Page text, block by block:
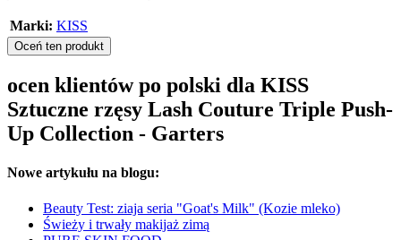
Marki: KISS
Oceń ten produkt
ocen klientów po polski dla KISS
Sztuczne rzęsy Lash Couture Triple Push-
Up Collection - Garters
Nowe artykułu na blogu:
Beauty Test: ziaja seria "Goat's Milk" (Kozie mleko)
Świeży i trwały makijaż zimą